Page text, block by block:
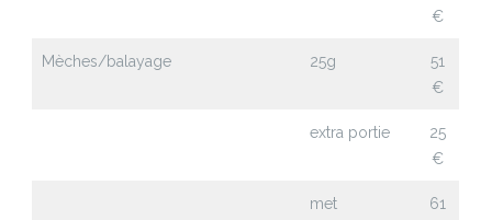
€
Mèches/balayage 25g
51
€
extra portie
25
€
met
61